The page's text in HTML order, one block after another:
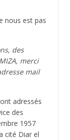
nous est pas
des
merci
mail
adressés
des
1957
cité Diar el